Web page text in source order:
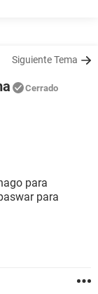
Siguiente Tema
Cerrado
para
para